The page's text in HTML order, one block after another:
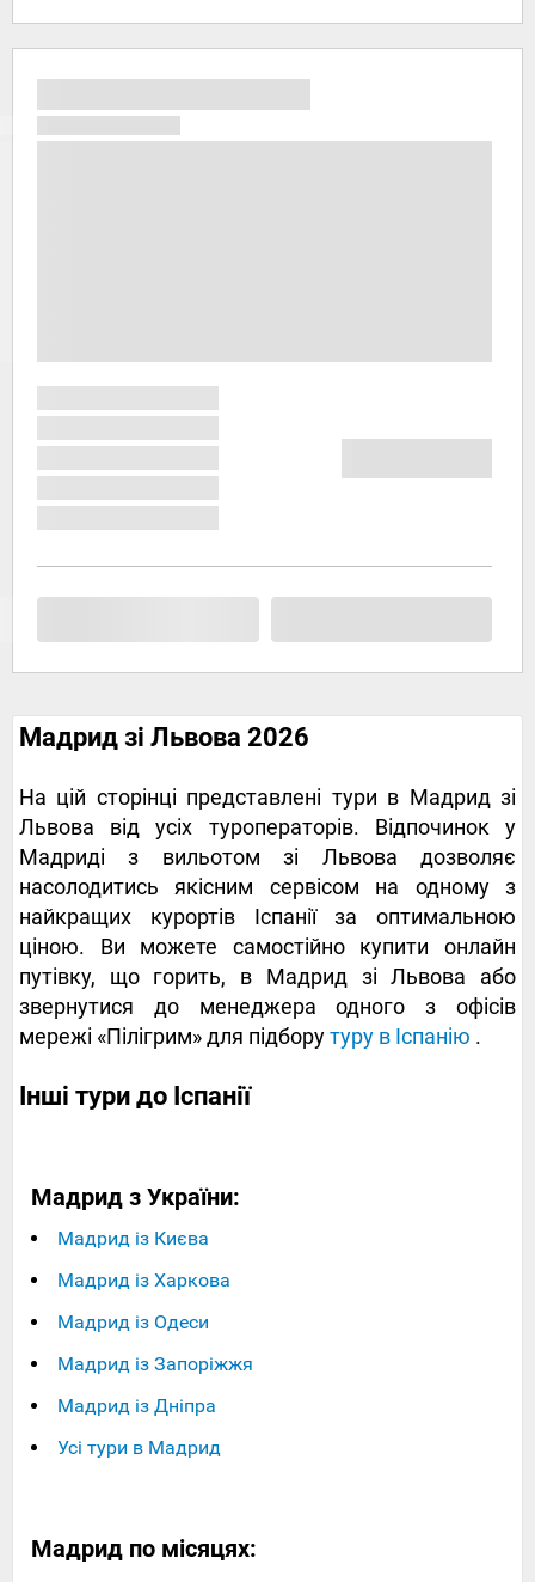
Мадрид зі Львова 2026
На цій сторінці представлені тури в Мадрид зі
Львова від усіх туроператорів. Відпочинок у
Мадриді з вильотом зі Львова дозволяє
насолодитись якісним сервісом на одному з
найкращих курортів Іспанії за оптимальною
ціною. Ви можете самостійно купити онлайн
путівку, що горить, в Мадрид зі Львова або
звернутися до менеджера одного з офісів
мережі «Пілігрим» для підборутуру в Іспанію .
Інші тури до Іспанії
Мадрид з України:
Мадрид із Києва
Мадрид із Харкова
Мадрид із Одеси
Мадрид із Запоріжжя
Мадрид із Дніпра
Усі тури в Мадрид
Мадрид по місяцях: